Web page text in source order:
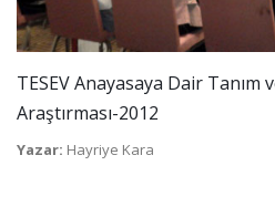
TESEV Anayasaya Dair Tanım
Araştırması-2012
Yazar: Hayriye Kara